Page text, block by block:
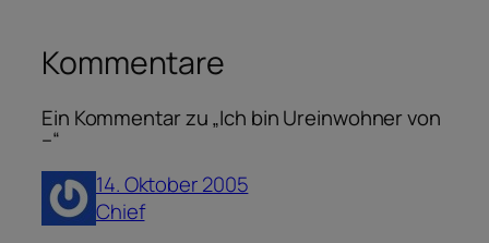
Kommentare
Ein Kommentar zu „Ich bin Ureinwohner von
–“
14. Oktober 2005
Chief